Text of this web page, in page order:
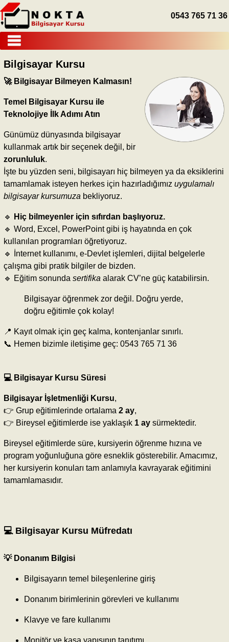
0543 765 71 36
ANASAYFA
Bilgisayar Kursu
🚀 Bilgisayar Bilmeyen Kalmasın!
Temel Bilgisayar Kursu ile
Teknolojiye İlk Adımı Atın
Günümüz dünyasında bilgisayar
kullanmak artık bir seçenek değil, bir
zorunluluk.
İşte bu yüzden seni, bilgisayarı hiç bilmeyen ya da eksiklerini
tamamlamak isteyen herkes için hazırladığımız uygulamalı
bilgisayar kursumuza bekliyoruz.
🔹
Hiç bilmeyenler için sıfırdan başlıyoruz.
🔹 Word, Excel, PowerPoint gibi iş hayatında en çok
kullanılan programları öğretiyoruz.
🔹 İnternet kullanımı, e-Devlet işlemleri, dijital belgelerle
çalışma gibi pratik bilgiler de bizden.
🔹 Eğitim sonunda sertifika alarak CV’ne güç katabilirsin.
Bilgisayar öğrenmek zor değil. Doğru yerde,
doğru eğitimle çok kolay!
📍 Kayıt olmak için geç kalma, kontenjanlar sınırlı.
📞 Hemen bizimle iletişime geç: 0543 765 71 36
💻 Bilgisayar Kursu Süresi
Bilgisayar İşletmenliği Kursu,
👉 Grup eğitimlerinde ortalama 2 ay,
👉 Bireysel eğitimlerde ise yaklaşık 1 aysürmektedir.
Bireysel eğitimlerde süre, kursiyerin öğrenme hızına ve
program yoğunluğuna göre esneklik gösterebilir. Amacımız,
her kursiyerin konuları tam anlamıyla kavrayarak eğitimini
tamamlamasıdır.
💻 Bilgisayar Kursu Müfredatı
💡 Donanım Bilgisi
Bilgisayarın temel bileşenlerine giriş
Donanım birimlerinin görevleri ve kullanımı
Klavye ve fare kullanımı
Monitör ve kasa yapısının tanıtımı